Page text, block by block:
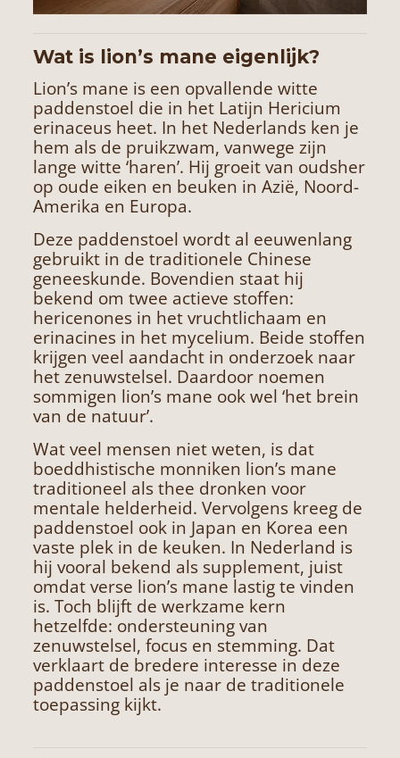
Wat is lion’s mane eigenlijk?
Lion’s mane is een opvallende witte
paddenstoel die in het Latijn Hericium
erinaceus heet. In het Nederlands ken je
hem als de pruikzwam, vanwege zijn
lange witte ‘haren’. Hij groeit van oudsher
op oude eiken en beuken in Azië, Noord-
Amerika en Europa.
Deze paddenstoel wordt al eeuwenlang
gebruikt in de traditionele Chinese
geneeskunde. Bovendien staat hij
bekend om twee actieve stoffen:
hericenones in het vruchtlichaam en
erinacines in het mycelium. Beide stoffen
krijgen veel aandacht in onderzoek naar
het zenuwstelsel. Daardoor noemen
sommigen lion’s mane ook wel ‘het brein
van de natuur’.
Wat veel mensen niet weten, is dat
boeddhistische monniken lion’s mane
traditioneel als thee dronken voor
mentale helderheid. Vervolgens kreeg de
paddenstoel ook in Japan en Korea een
vaste plek in de keuken. In Nederland is
hij vooral bekend als supplement, juist
omdat verse lion’s mane lastig te vinden
is. Toch blijft de werkzame kern
hetzelfde: ondersteuning van
zenuwstelsel, focus en stemming. Dat
verklaart de bredere interesse in deze
paddenstoel als je naar de traditionele
toepassing kijkt.